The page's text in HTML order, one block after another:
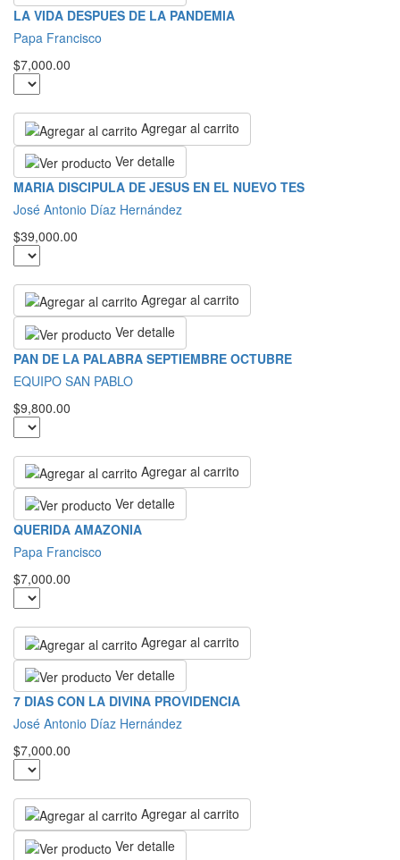
LA VIDA DESPUES DE LA PANDEMIA
Papa Francisco
$7,000.00
Agregar al carrito
Ver detalle
MARIA DISCIPULA DE JESUS EN EL NUEVO TES
José Antonio Díaz Hernández
$39,000.00
Agregar al carrito
Ver detalle
PAN DE LA PALABRA SEPTIEMBRE OCTUBRE
EQUIPO SAN PABLO
$9,800.00
Agregar al carrito
Ver detalle
QUERIDA AMAZONIA
Papa Francisco
$7,000.00
Agregar al carrito
Ver detalle
7 DIAS CON LA DIVINA PROVIDENCIA
José Antonio Díaz Hernández
$7,000.00
Agregar al carrito
Ver detalle